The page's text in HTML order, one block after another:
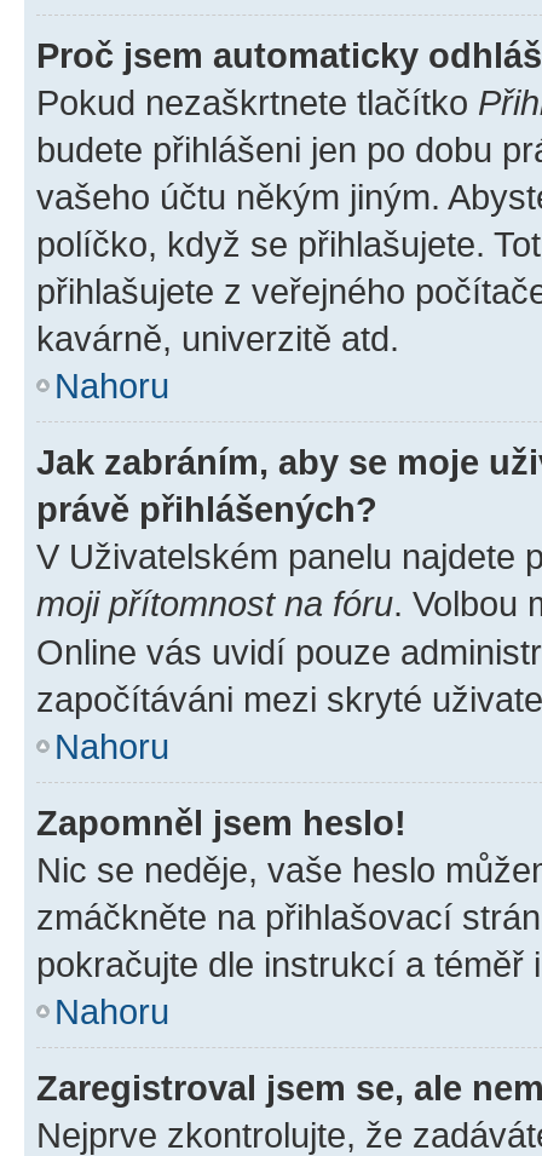
Proč jsem automaticky
Pokud nezaškrtnete tlačítko
budete přihlášeni jen po dobu
vašeho účtu někým jiným.
políčko, když se přihlašujete.
přihlašujete z veřejného
kavárně, univerzitě atd.
Nahoru
Jak zabráním, aby se moje
právě přihlášených?
V Uživatelském panelu najdete
moji přítomnost na fóru. Volbou
Online vás uvidí pouze
započítáváni mezi skryté
Nahoru
Zapomněl jsem heslo!
Nic se neděje, vaše heslo
zmáčkněte na přihlašovací
pokračujte dle instrukcí a téměř
Nahoru
Zaregistroval jsem se, ale
Nejprve zkontrolujte, že